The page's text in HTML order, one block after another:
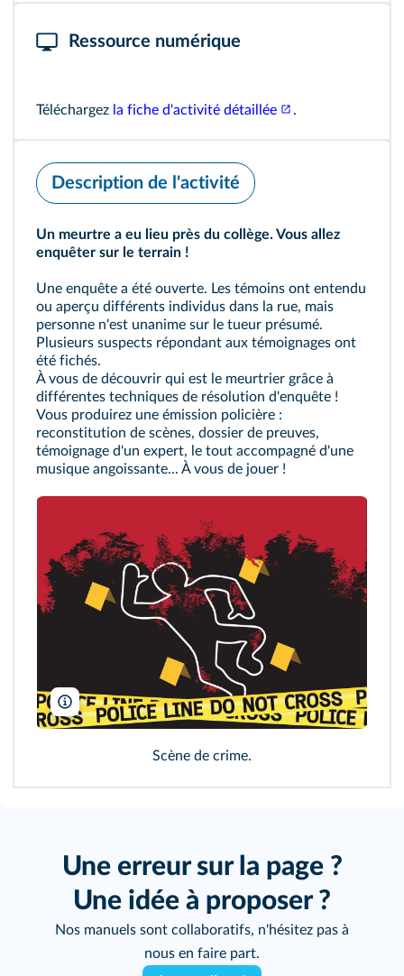
Ressource numérique
Téléchargez la fiche d'activité détaillée .
Description de l'activité
Un meurtre a eu lieu près du collège. Vous allez
enquêter sur le terrain !
Une enquête a été ouverte. Les témoins ont entendu
ou aperçu différents individus dans la rue, mais
personne n'est unanime sur le tueur présumé.
Plusieurs suspects répondant aux témoignages ont
été fichés.
À vous de découvrir qui est le meurtrier grâce à
différentes techniques de résolution d'enquête !
Vous produirez une émission policière :
reconstitution de scènes, dossier de preuves,
témoignage d'un expert, le tout accompagné d'une
musique angoissante... À vous de jouer !
iconswebsite/Shutterstock
Scène de crime.
Une erreur sur la page ?
Une idée à proposer ?
Nos manuels sont collaboratifs, n'hésitez pas à
nous en faire part.